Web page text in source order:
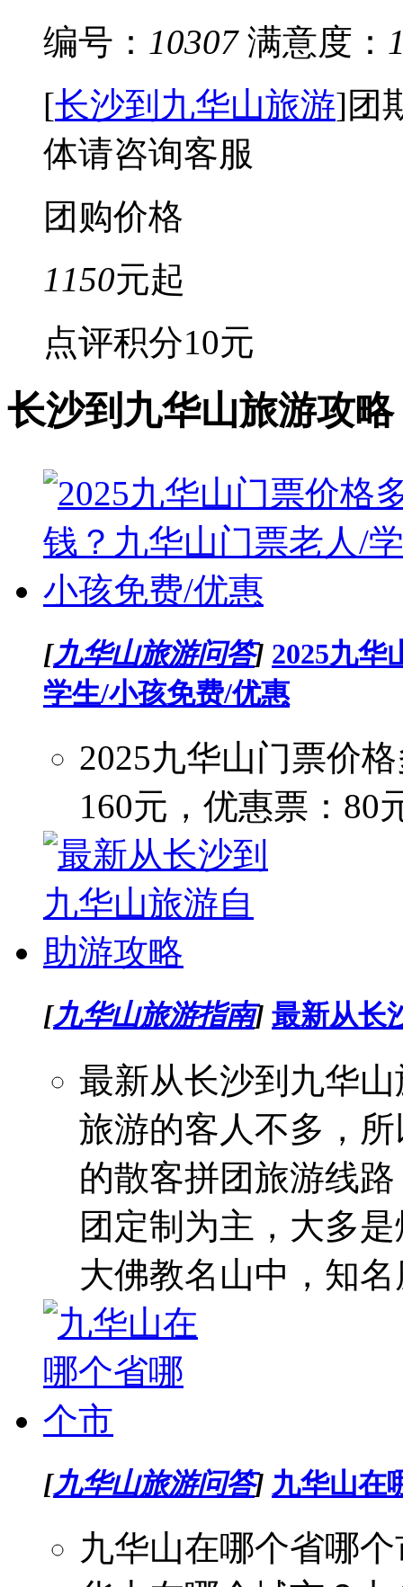
编号： 10307 满意度：
[长沙到九华山旅游]团
体请咨询客服
团购价格
1150元起
点评积分10元
长沙到九华山旅游攻略
[九华山旅游问答] 2025九华
学生/小孩免费/优惠
2025九华山门票价
160元，优惠票：80
[九华山旅游指南] 最新从长
最新从长沙到九华
旅游的客人不多，
的散客拼团旅游线
团定制为主，大多
大佛教名山中，知
[九华山旅游问答] 九华山在
九华山在哪个省哪